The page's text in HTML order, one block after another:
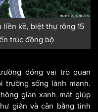
liền kề, biệt thự rộng 15
trúc đồng bộ
đóng vai trò quan
trường sống lành mạnh.
gian xanh mát giúp
giãn và cân bằng tinh